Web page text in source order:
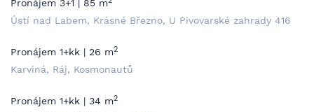
Pronájem 3+1 | 85 m
Ústí nad Labem, Krásné Březno, U Pivovarské zahrady 416
Pronájem 1+kk | 26 m2
Karviná, Ráj, Kosmonautů
Pronájem 1+kk | 34 m2